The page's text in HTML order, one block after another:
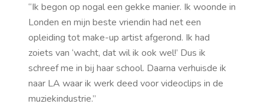
“Ik begon op nogal een gekke manier. Ik woonde in
Londen en mijn beste vriendin had net een
opleiding tot make-up artist afgerond. Ik had
zoiets van ‘wacht, dat wil ik ook wel!’ Dus ik
schreef me in bij haar school. Daarna verhuisde ik
naar LA waar ik werk deed voor videoclips in de
muziekindustrie.”